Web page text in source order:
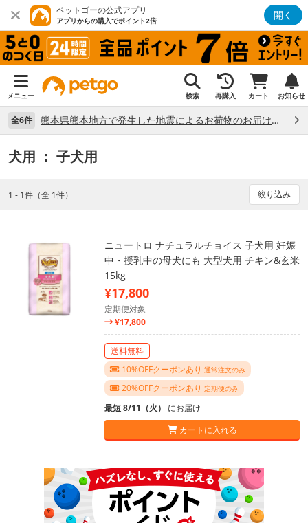
ペットゴーの公式アプリ
アプリからの購入でポイント2倍 開く
メニュー 検索 再購入 カート お知らせ
全6件 熊本県熊本地方で発生した地震によるお荷物のお届け状況について （7/28）
犬用 ： 子犬用
1 - 1件（全 1件） 絞り込み
ニュートロ ナチュラルチョイス 子犬用 妊娠
中・授乳中の母犬にも 大型犬用 チキン&玄米
15kg
¥17,800
定期便対象
¥17,800
送料無料
10%OFFクーポンあり 通常注文のみ
20%OFFクーポンあり 定期便のみ
最短 8/11（火） にお届け
カートに入れる